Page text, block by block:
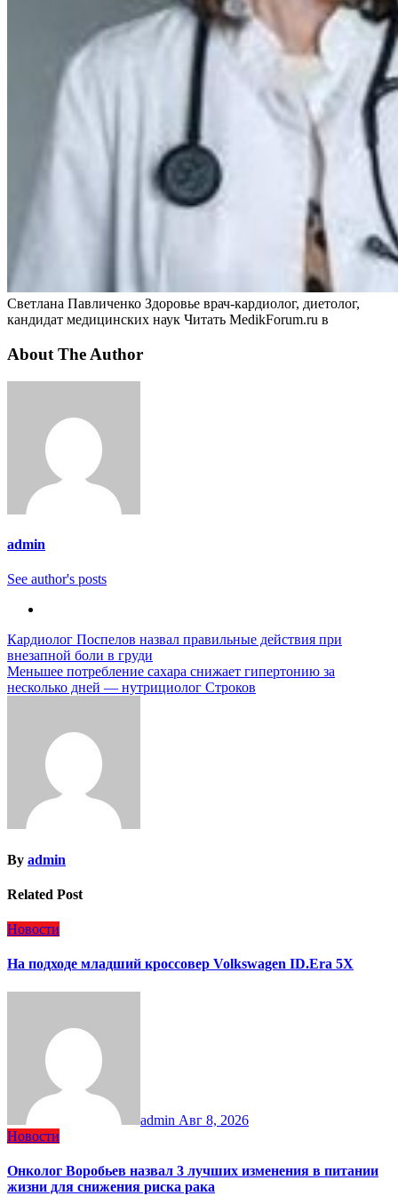
Светлана Павличенко Здоровье врач-кардиолог, диетолог,
кандидат медицинских наук Читать MedikForum.ru в
About The Author
admin
See author's posts
Навигация
по
записям
Кардиолог Поспелов назвал правильные действия при
внезапной боли в груди
Меньшее потребление сахара снижает гипертонию за
несколько дней — нутрициолог Строков
By admin
Related Post
Новости
На подходе младший кроссовер Volkswagen ID.Era 5X
admin Авг 8, 2026
Новости
Онколог Воробьев назвал 3 лучших изменения в питании
жизни для снижения риска рака